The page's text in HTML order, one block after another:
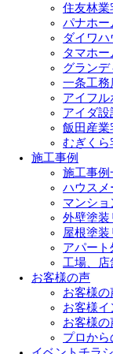
住友林業
パナホー
ダイワ
タマホ
グランデ
一条工務
アイフル
アイダ設
飯田産業
むぎくら
施工事例
施工事例
ハウスメ
マンショ
外壁塗装
屋根塗装
アパート
工場、店
お客様の声
お客様の
お客様
お客様の
プロから